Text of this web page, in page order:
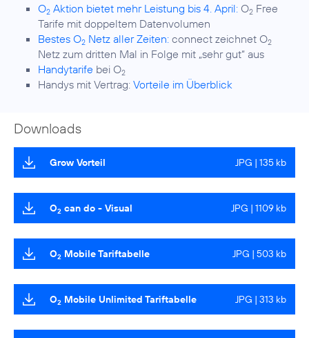
O2 Aktion bietet mehr Leistung bis 4. April: O2 Free
Tarife mit doppeltem Datenvolumen
Bestes O2 Netz aller Zeiten: connect zeichnet O2
Netz zum dritten Mal in Folge mit „sehr gut“ aus
Handytarife bei O2
Handys mit Vertrag: Vorteile im Überblick
Downloads
Grow Vorteil JPG | 135 kb
O2 can do - Visual JPG | 1109 kb
O2 Mobile Tariftabelle JPG | 503 kb
O2 Mobile Unlimited Tariftabelle JPG | 313 kb